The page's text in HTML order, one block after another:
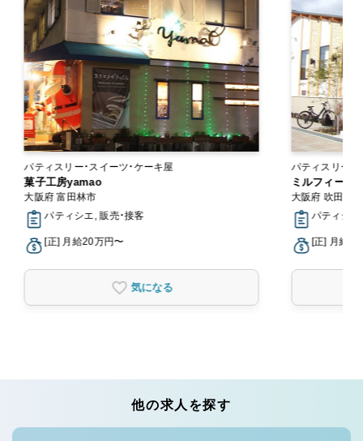
パティスリー・スイーツ・ケーキ屋
菓子工房yamao
大阪府 富田林市
パティシエ, 販売・接客
[正] 月給20万円〜
気になる
パティスリー・
ミルフィーユ（
大阪府 吹田市
パティシエ
[正] 月給
他の求人を探す